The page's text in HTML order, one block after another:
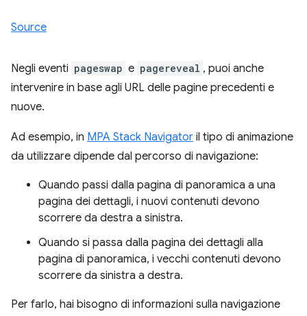
Source
Negli eventi pageswap e pagereveal , puoi anche
intervenire in base agli URL delle pagine precedenti e
nuove.
Ad esempio, in MPA Stack Navigator il tipo di animazione
da utilizzare dipende dal percorso di navigazione:
Quando passi dalla pagina di panoramica a una
pagina dei dettagli, i nuovi contenuti devono
scorrere da destra a sinistra.
Quando si passa dalla pagina dei dettagli alla
pagina di panoramica, i vecchi contenuti devono
scorrere da sinistra a destra.
Per farlo, hai bisogno di informazioni sulla navigazione